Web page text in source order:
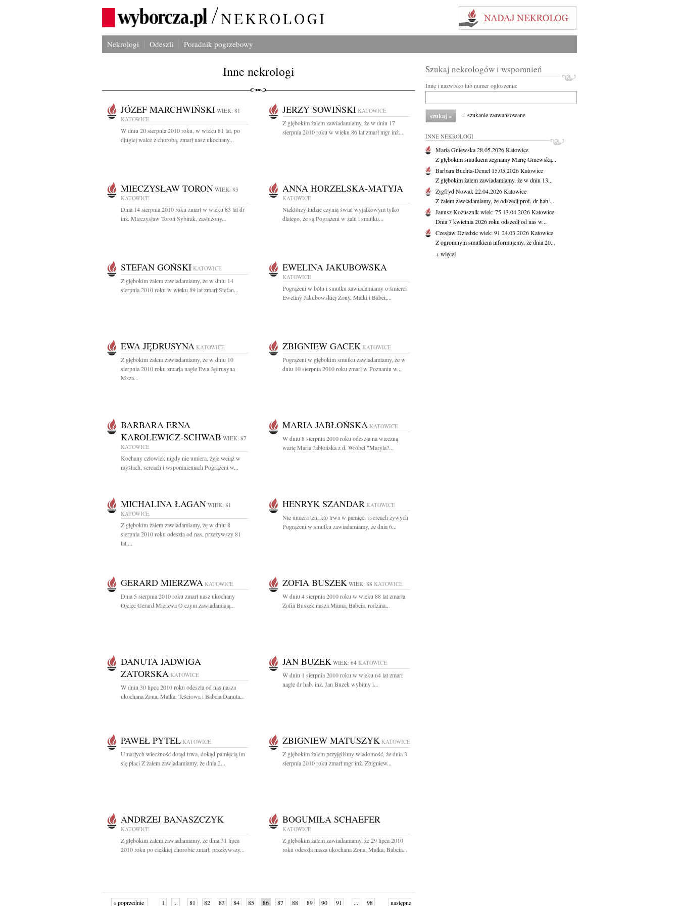
Nekrologi Odeszli Poradnik pogrzebowy
Inne nekrologi
JÓZEF MARCHWIŃSKI WIEK: 81
KATOWICE
W dniu 20 sierpnia 2010 roku, w wieku 81 lat, po
długiej walce z chorobą, zmarł nasz ukochany...
JERZY SOWIŃSKI KATOWICE
Z głębokim żalem zawiadamiamy, że w dniu 17
sierpnia 2010 roku w wieku 86 lat zmarł mgr inż....
MIECZYSŁAW TORON WIEK: 83
KATOWICE
Dnia 14 sierpnia 2010 roku zmarł w wieku 83 lat dr
inż. Mieczysław Toroń Sybirak, zasłużony...
ANNA HORZELSKA-MATYJA
KATOWICE
Niektórzy ludzie czynią świat wyjątkowym tylko
dlatego, że są Pogrążeni w żalu i smutku...
STEFAN GOŃSKI KATOWICE
Z głębokim żalem zawiadamiamy, że w dniu 14
sierpnia 2010 roku w wieku 89 lat zmarł Stefan...
EWELINA JAKUBOWSKA
KATOWICE
Pogrążeni w bólu i smutku zawiadamiamy o śmierci
Eweliny Jakubowskiej Żony, Matki i Babci,...
EWA JĘDRUSYNA KATOWICE
Z głębokim żalem zawiadamiamy, że w dniu 10
sierpnia 2010 roku zmarła nagle Ewa Jędrusyna
Msza...
ZBIGNIEW GACEK KATOWICE
Pogrążeni w głębokim smutku zawiadamiamy, że w
dniu 10 sierpnia 2010 roku zmarł w Poznaniu w...
BARBARA ERNA
KAROLEWICZ-SCHWAB WIEK: 87
KATOWICE
Kochany człowiek nigdy nie umiera, żyje wciąż w
myślach, sercach i wspomnieniach Pogrążeni w...
MARIA JABŁOŃSKA KATOWICE
W dniu 8 sierpnia 2010 roku odeszła na wieczną
wartę Maria Jabłońska z d. Wróbel "Maryla?...
MICHALINA ŁAGAN WIEK: 81
KATOWICE
Z głębokim żalem zawiadamiamy, że w dniu 8
sierpnia 2010 roku odeszła od nas, przeżywszy 81
lat,...
HENRYK SZANDAR KATOWICE
Nie umiera ten, kto trwa w pamięci i sercach żywych
Pogrążeni w smutku zawiadamiamy, że dnia 6...
GERARD MIERZWA KATOWICE
Dnia 5 sierpnia 2010 roku zmarł nasz ukochany
Ojciec Gerard Mierzwa O czym zawiadamiają...
ZOFIA BUSZEK WIEK: 88 KATOWICE
W dniu 4 sierpnia 2010 roku w wieku 88 lat zmarła
Zofia Buszek nasza Mama, Babcia. rodzina...
DANUTA JADWIGA
ZATORSKA KATOWICE
W dniu 30 lipca 2010 roku odeszła od nas nasza
ukochana Żona, Matka, Teściowa i Babcia Danuta...
JAN BUZEK WIEK: 64 KATOWICE
W dniu 1 sierpnia 2010 roku w wieku 64 lat zmarł
nagle dr hab. inż. Jan Buzek wybitny i...
PAWEŁ PYTEL KATOWICE
Umarłych wieczność dotąd trwa, dokąd pamięcią im
się płaci Z żalem zawiadamiamy, że dnia 2...
ZBIGNIEW MATUSZYK KATOWICE
Z głębokim żalem przyjęliśmy wiadomość, że dnia 3
sierpnia 2010 roku zmarł mgr inż. Zbigniew...
ANDRZEJ BANASZCZYK
KATOWICE
Z głębokim żalem zawiadamiamy, że dnia 31 lipca
2010 roku po ciężkiej chorobie zmarł, przeżywszy...
BOGUMIŁA SCHAEFER
KATOWICE
Z głębokim żalem zawiadamiamy, że 29 lipca 2010
roku odeszła nasza ukochana Żona, Matka, Babcia...
« poprzednie 1 ... 81 82 83 84 85 86 87 88 89 90 91 ... 98 następne
Szukaj nekrologów i wspomnień
Imię i nazwisko lub numer ogłoszenia:
+ szukanie zaawansowane
INNE NEKROLOGI
Maria Gniewska28.05.2026Katowice
Z głębokim smutkiem żegnamy Marię Gniewską...
Barbara Buchta-Demel 15.05.2026Katowice
Z głębokim żalem zawiadamiamy, że w dniu 13...
Zygfryd Nowak22.04.2026Katowice
Z żalem zawiadamiamy, że odszedł prof. dr hab....
Janusz Kożusznikwiek: 75 13.04.2026Katowice
Dnia 7 kwietnia 2026 roku odszedł od nas w...
Czesław Dziedzicwiek: 91 24.03.2026Katowice
Z ogromnym smutkiem informujemy, że dnia 20...
+ więcej